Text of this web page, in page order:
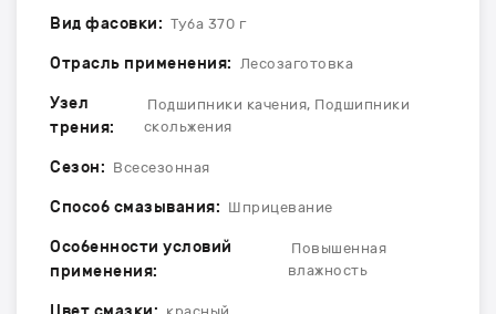
Вид фасовки: Туба 370 г
Отрасль применения: Лесозаготовка
Узел
трения:
Подшипники качения, Подшипники
скольжения
Сезон: Всесезонная
Способ смазывания: Шприцевание
Особенности условий
применения:
Повышенная
влажность